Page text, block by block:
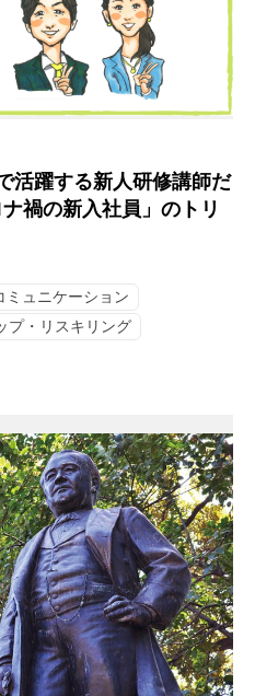
躍する新人研修講師だ
禍の新入社員」のトリ
ミュニケーション
プ・リスキリング